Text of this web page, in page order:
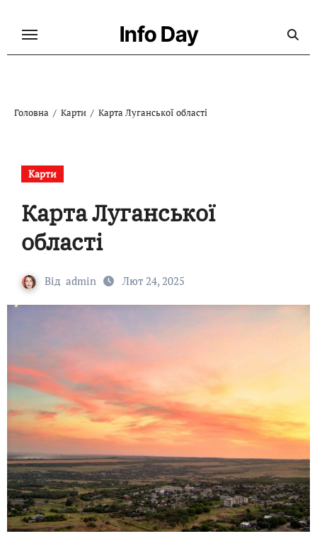
Info Day
Головна Карти Карта Луганської області
Карти
Карта Луганської
області
Від admin Лют 24, 2025